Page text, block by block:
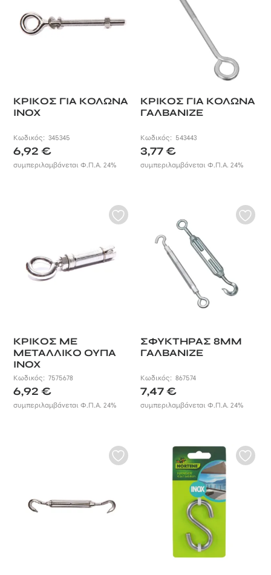
ΚΡΙΚΟΣ ΓΙΑ ΚΟΛΩΝΑ
INOX
Κωδικός:345345
6,92€
συμπεριλαμβάνεται Φ.Π.Α. 24%
ΚΡΙΚΟΣ ΓΙΑ ΚΟΛΩΝΑ
ΓΑΛΒΑΝΙΖΕ
Κωδικός: 543443
3,77€
συμπεριλαμβάνεται Φ.Π.Α. 24%
ΚΡΙΚΟΣ ΜΕ
ΜΕΤΑΛΛΙΚΟ ΟΥΠΑ
INOX
Κωδικός:7575678
6,92€
συμπεριλαμβάνεται Φ.Π.Α. 24%
ΣΦΥΚΤΗΡΑΣ 8MM
ΓΑΛΒΑΝΙΖΕ
Κωδικός:867574
7,47€
συμπεριλαμβάνεται Φ.Π.Α. 24%